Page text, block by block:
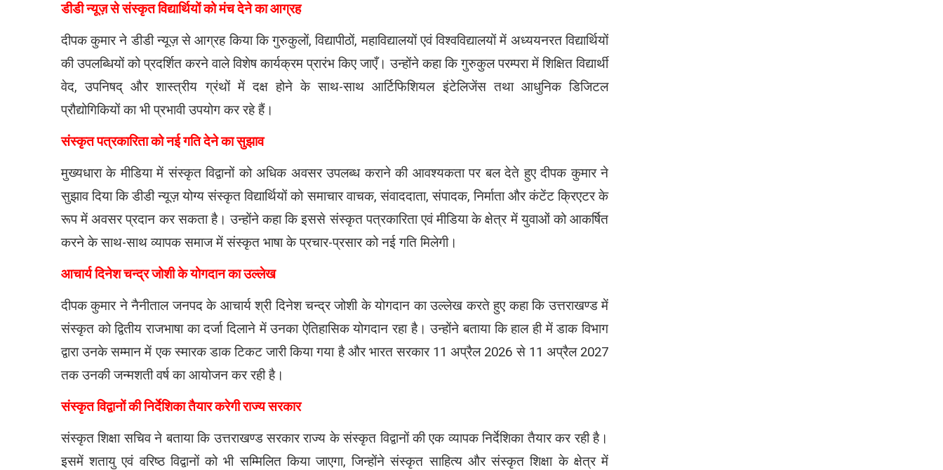
डीडी न्यूज़ से संस्कृत विद्यार्थियों को मंच देने का आग्रह
दीपक कुमार ने डीडी न्यूज़ से आग्रह किया कि गुरुकुलों, विद्यापीठों, महाविद्यालयों एवं विश्वविद्यालयों में अध्ययनरत विद्यार्थियों
की उपलब्धियों को प्रदर्शित करने वाले विशेष कार्यक्रम प्रारंभ किए जाएँ। उन्होंने कहा कि गुरुकुल परम्परा में शिक्षित विद्यार्थी
वेद, उपनिषद् और शास्त्रीय ग्रंथों में दक्ष होने के साथ-साथ आर्टिफिशियल इंटेलिजेंस तथा आधुनिक डिजिटल
प्रौद्योगिकियों का भी प्रभावी उपयोग कर रहे हैं।
संस्कृत पत्रकारिता को नई गति देने का सुझाव
मुख्यधारा के मीडिया में संस्कृत विद्वानों को अधिक अवसर उपलब्ध कराने की आवश्यकता पर बल देते हुए दीपक कुमार ने
सुझाव दिया कि डीडी न्यूज़ योग्य संस्कृत विद्यार्थियों को समाचार वाचक, संवाददाता, संपादक, निर्माता और कंटेंट क्रिएटर के
रूप में अवसर प्रदान कर सकता है। उन्होंने कहा कि इससे संस्कृत पत्रकारिता एवं मीडिया के क्षेत्र में युवाओं को आकर्षित
करने के साथ-साथ व्यापक समाज में संस्कृत भाषा के प्रचार-प्रसार को नई गति मिलेगी।
आचार्य दिनेश चन्द्र जोशी के योगदान का उल्लेख
दीपक कुमार ने नैनीताल जनपद के आचार्य श्री दिनेश चन्द्र जोशी के योगदान का उल्लेख करते हुए कहा कि उत्तराखण्ड में
संस्कृत को द्वितीय राजभाषा का दर्जा दिलाने में उनका ऐतिहासिक योगदान रहा है। उन्होंने बताया कि हाल ही में डाक विभाग
द्वारा उनके सम्मान में एक स्मारक डाक टिकट जारी किया गया है और भारत सरकार 11 अप्रैल 2026 से 11 अप्रैल 2027
तक उनकी जन्मशती वर्ष का आयोजन कर रही है।
संस्कृत विद्वानों की निर्देशिका तैयार करेगी राज्य सरकार
संस्कृत शिक्षा सचिव ने बताया कि उत्तराखण्ड सरकार राज्य के संस्कृत विद्वानों की एक व्यापक निर्देशिका तैयार कर रही है।
इसमें शतायु एवं वरिष्ठ विद्वानों को भी सम्मिलित किया जाएगा, जिन्होंने संस्कृत साहित्य और संस्कृत शिक्षा के क्षेत्र में